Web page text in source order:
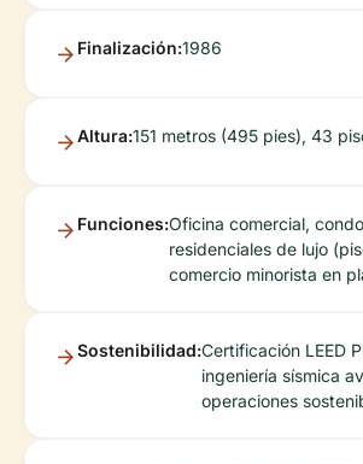
Finalización:1986
Altura:151 metros (495 pies), 43
Funciones:Oficina comercial,
residenciales de lujo
comercio minorista en
Sostenibilidad:Certificación LEED
ingeniería sísmica
operaciones